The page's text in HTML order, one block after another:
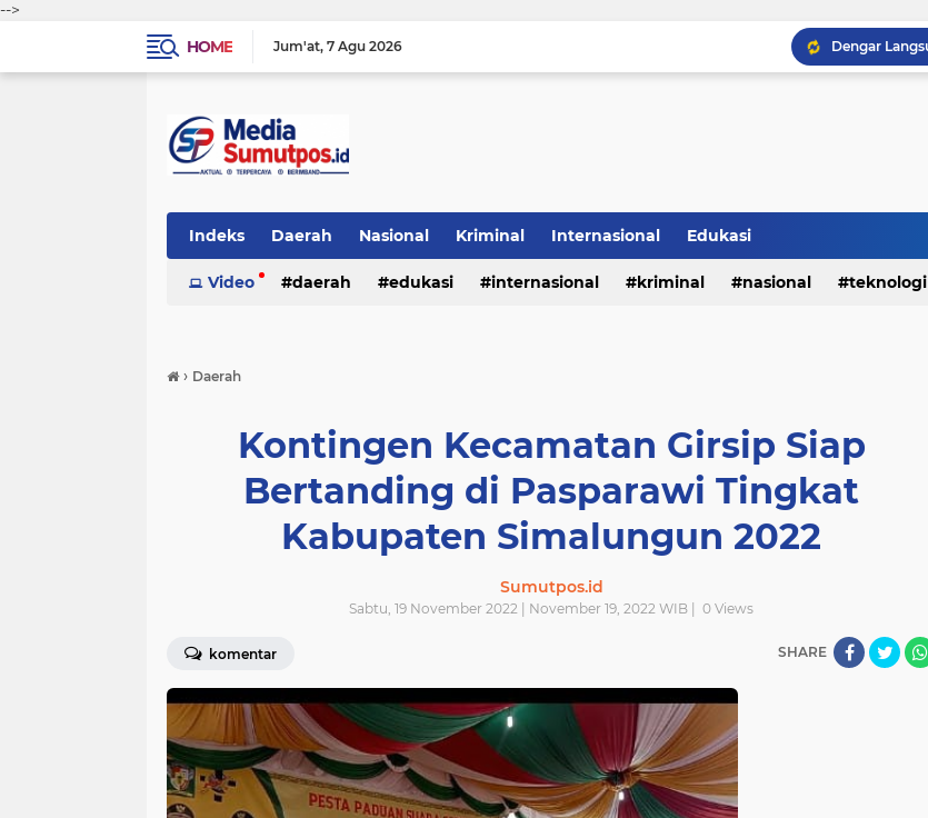
-->
HOME
Jum'at 7 Agu 2026
Indeks Daerah Nasional Kriminal Internasional Edukasi
Video daerah edukasi internasional kriminal nasional teknologi
› Daerah
Kontingen Kecamatan Girsip Siap
Bertanding di Pasparawi Tingkat
Kabupaten Simalungun 2022
Sumutpos.id
Sabtu, 19 November 2022 | November 19, 2022 WIB | 0 Views
komentar SHARE